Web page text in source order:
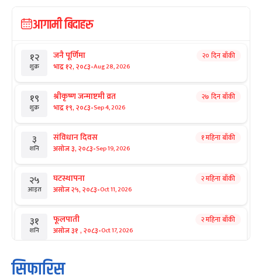
आगामी बिदाहरु
१२
शुक्र
जनै पूर्णिमा
भाद्र १२, २०८३-Aug 28, 2026
२० दिन बाँकी
१९
शुक्र
श्रीकृष्ण जन्माष्टमी व्रत
भाद्र १९, २०८३-Sep 4, 2026
२७ दिन बाँकी
३
शनि
संविधान दिवस
असोज ३, २०८३-Sep 19, 2026
१ महिना बाँकी
२५
आइत
घटस्थापना
असोज २५, २०८३-Oct 11, 2026
२ महिना बाँकी
३१
शनि
फूलपाती
असोज ३१ , २०८३-Oct 17, 2026
२ महिना बाँकी
१
आइत
कार्तिक सङ्क्रान्ति
कार्तिक १, २०८३
सिफारिस